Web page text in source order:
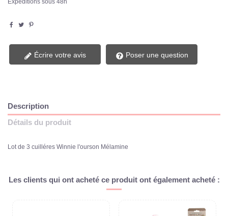
Écrire votre avis Poser une question
Description
Détails du produit
Lot de 3 cuilléres Winnie l'ourson Mélamine
Les clients qui ont acheté ce produit ont également acheté :